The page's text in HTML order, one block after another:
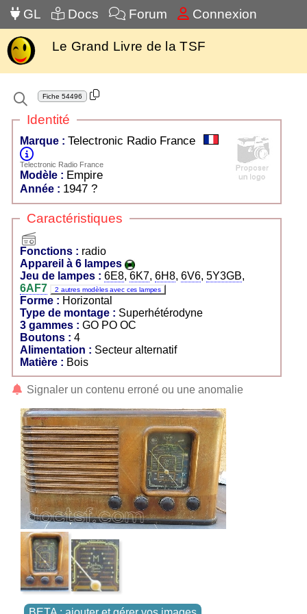
GL Docs Forum Connexion
Le Grand Livre de la TSF
Fiche 54496
Identité
Marque : Telectronic Radio France
Telectronic Radio France
Modèle : Empire
Année : 1947 ?
Caractéristiques
Fonctions : radio
Appareil à 6 lampes
Jeu de lampes : 6E8, 6K7, 6H8, 6V6, 5Y3GB,
6AF7
2 autres modèles avec ces lampes
Forme : Horizontal
Type de montage : Superhétérodyne
3 gammes :
GO PO OC
Boutons : 4
Alimentation : Secteur alternatif
Matière : Bois
Signaler un contenu erroné ou une anomalie